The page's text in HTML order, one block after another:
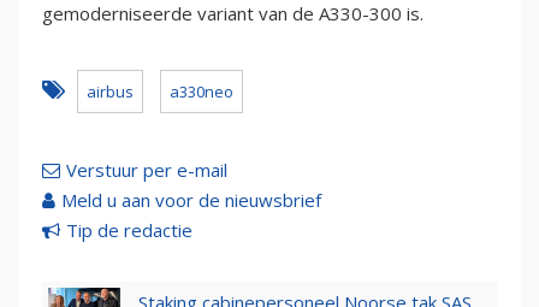
gemoderniseerde variant van de A330-300 is.
airbus a330neo
Verstuur per e-mail
Meld u aan voor de nieuwsbrief
Tip de redactie